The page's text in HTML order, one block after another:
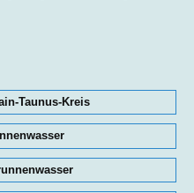
Taunus-Kreis